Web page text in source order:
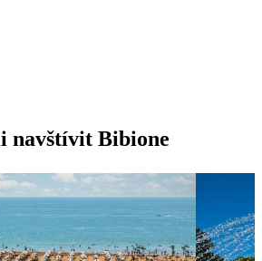
navštívit Bibione